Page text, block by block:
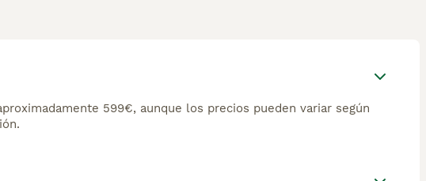
599€, aunque los precios pueden variar según